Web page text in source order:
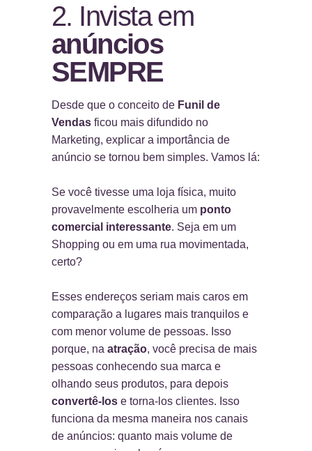
2. Invista em
anúncios
SEMPRE
Desde que o conceito de Funil de
Vendas ficou mais difundido no
Marketing, explicar a importância de
anúncio se tornou bem simples. Vamos lá:
Se você tivesse uma loja física, muito
provavelmente escolheria um ponto
comercial interessante. Seja em um
Shopping ou em uma rua movimentada,
certo?
Esses endereços seriam mais caros em
comparação a lugares mais tranquilos e
com menor volume de pessoas. Isso
porque, na atração, você precisa de mais
pessoas conhecendo sua marca e
olhando seus produtos, para depois
convertê-los e torna-los clientes. Isso
funciona da mesma maneira nos canais
de anúncios: quanto mais volume de